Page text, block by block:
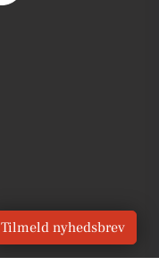
Tilmeld nyhedsbrev